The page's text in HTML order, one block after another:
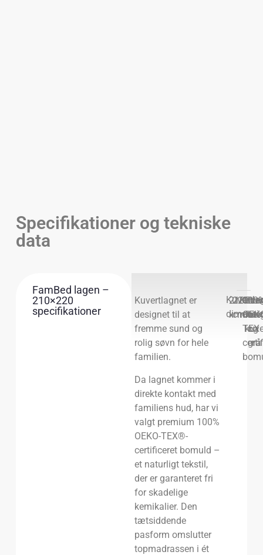
Specifikationer og tekniske
data
FamBed lagen –
210×220
specifikationer
Kuvertlagnet er
designet til at
fremme sund og
rolig søvn for hele
familien.
Da lagnet kommer i
direkte kontakt med
familiens hud, har vi
valgt premium 100%
OEKO-TEX®-
certificeret bomuld –
et naturligt tekstil,
der er garanteret fri
for skadelige
kemikalier. Den
tætsiddende
pasform omslutter
topmadrassen i ét
210
x
220
cm
TEX
for
og
grå